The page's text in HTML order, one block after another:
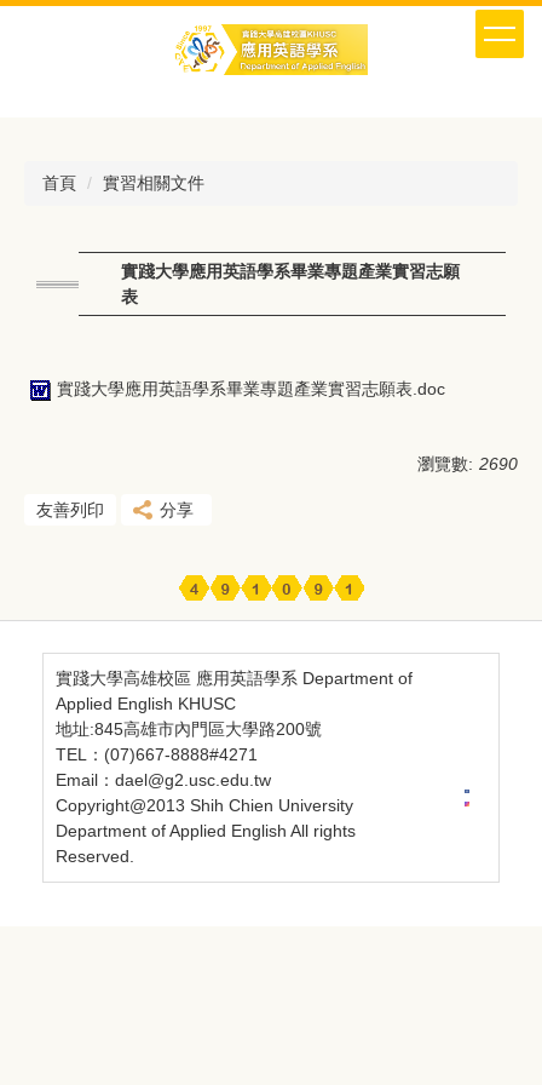
首頁 實習相關文件
實踐大學應用英語學系畢業專題產業實習志願
表
實踐大學應用英語學系畢業專題產業實習志願表.doc
瀏覽數: 2690
友善列印 分享
實踐大學高雄校區 應用英語學系 Department of
Applied English KHUSC
地址:845高雄市內門區大學路200號
TEL：(07)667-8888#4271
Email：dael@g2.usc.edu.tw
Copyright@2013 Shih Chien University
Department of Applied English All rights
Reserved.